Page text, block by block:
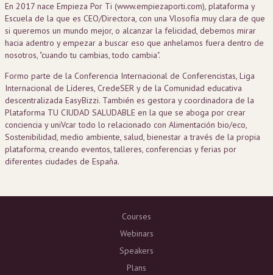
En 2017 nace Empieza Por Ti (www.empiezaporti.com), plataforma y
Escuela de la que es CEO/Directora, con una Vlosofía muy clara de que
si queremos un mundo mejor, o alcanzar la felicidad, debemos mirar
hacia adentro y empezar a buscar eso que anhelamos fuera dentro de
nosotros, "cuando tu cambias, todo cambia".
Formo parte de la Conferencia Internacional de Conferencistas, Liga
Internacional de Líderes, CredeSER y de la Comunidad educativa
descentralizada EasyBizzi. También es gestora y coordinadora de la
Plataforma TU CIUDAD SALUDABLE en la que se aboga por crear
conciencia y uniVcar todo lo relacionado con Alimentación bio/eco,
Sostenibilidad, medio ambiente, salud, bienestar a través de la propia
plataforma, creando eventos, talleres, conferencias y ferias por
diferentes ciudades de España.
Courses
Webinars
Speakers
Plans